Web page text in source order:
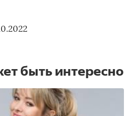
быть интересно